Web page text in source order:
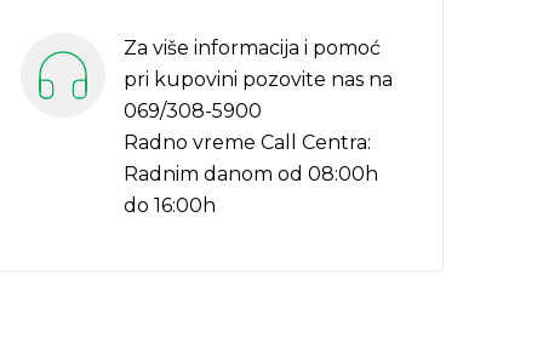
Za više informacija i pomoć
pri kupovini pozovite nas na
069/308-5900
Radno vreme Call Centra:
Radnim danom od 08:00h
do 16:00h